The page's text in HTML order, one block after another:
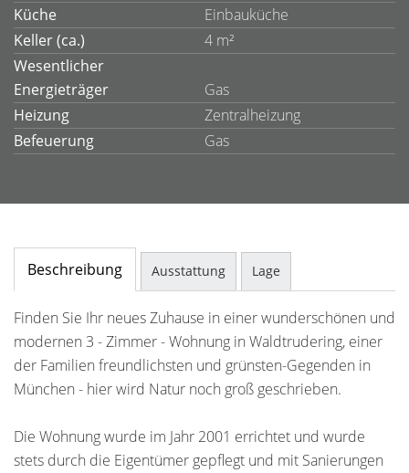
Küche
Einbauküche
Keller (ca.)
4 m²
Wesentlicher
Energieträger
Gas
Heizung
Zentralheizung
Befeuerung
Gas
Beschreibung Ausstattung Lage
Finden Sie Ihr neues Zuhause in einer wunderschönen und
modernen 3 - Zimmer - Wohnung in Waldtrudering, einer
der Familien freundlichsten und grünsten-Gegenden in
München - hier wird Natur noch groß geschrieben.
Die Wohnung wurde im Jahr 2001 errichtet und wurde
stets durch die Eigentümer gepflegt und mit Sanierungen